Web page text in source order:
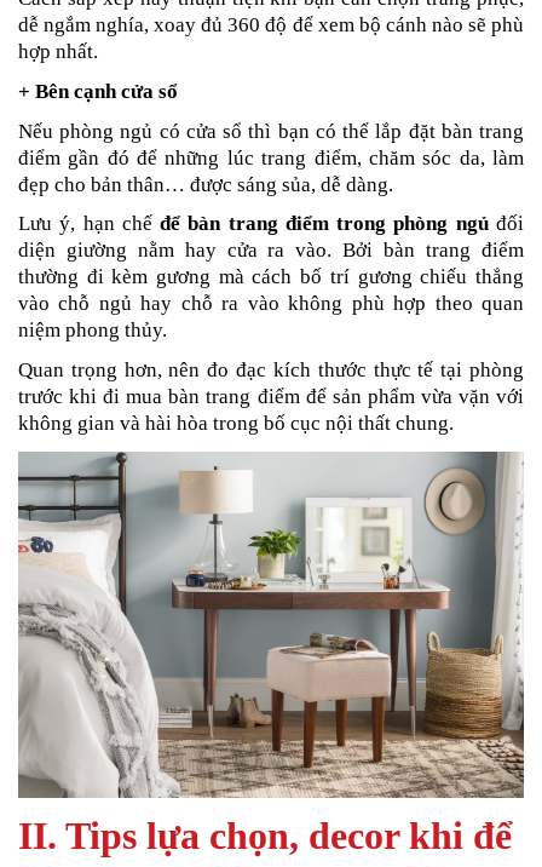
dễ ngắm nghía, xoay đủ 360 độ để xem bộ cánh nào sẽ phù
hợp nhất.
+ Bên cạnh cửa sổ
Nếu phòng ngủ có cửa sổ thì bạn có thể lắp đặt bàn trang
điểm gần đó để những lúc trang điểm, chăm sóc da, làm
đẹp cho bản thân… được sáng sủa, dễ dàng.
Lưu ý, hạn chếđể bàn trang điểm trong phòng ngủđối
diện giường nằm hay cửa ra vào. Bởi bàn trang điểm
thường đi kèm gương mà cách bố trí gương chiếu thẳng
vào chỗ ngủ hay chỗ ra vào không phù hợp theo quan
niệm phong thủy.
Quan trọng hơn, nên đo đạc kích thước thực tế tại phòng
trước khi đi mua bàn trang điểm để sản phẩm vừa vặn với
không gian và hài hòa trong bố cục nội thất chung.
II. Tips lựa chọn, decor khi để